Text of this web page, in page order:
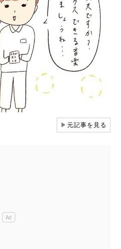
▶元記事を見る